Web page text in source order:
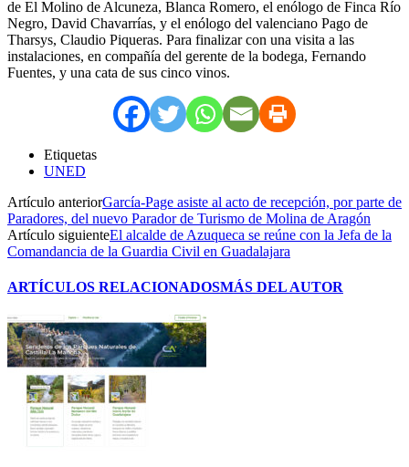
de El Molino de Alcuneza, Blanca Romero, el enólogo de Finca Río
Negro, David Chavarrías, y el enólogo del valenciano Pago de
Tharsys, Claudio Piqueras. Para finalizar con una visita a las
instalaciones, en compañía del gerente de la bodega, Fernando
Fuentes, y una cata de sus cinco vinos.
Etiquetas
UNED
Artículo anteriorGarcía-Page asiste al acto de recepción, por parte de
Paradores, del nuevo Parador de Turismo de Molina de Aragón
Artículo siguienteEl alcalde de Azuqueca se reúne con la Jefa de la
Comandancia de la Guardia Civil en Guadalajara
ARTÍCULOS RELACIONADOSMÁS DEL AUTOR